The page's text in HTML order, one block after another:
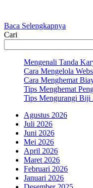
Baca Selengkapnya
Cari
Mengenali Tanda
Cara Mengelola
Cara Menghemat
Tips Menghemat
Tips Mengurangi Biji
Agustus 2026
Juli 2026
Juni 2026
Mei 2026
April 2026
Maret 2026
Februari 2026
Januari 2026